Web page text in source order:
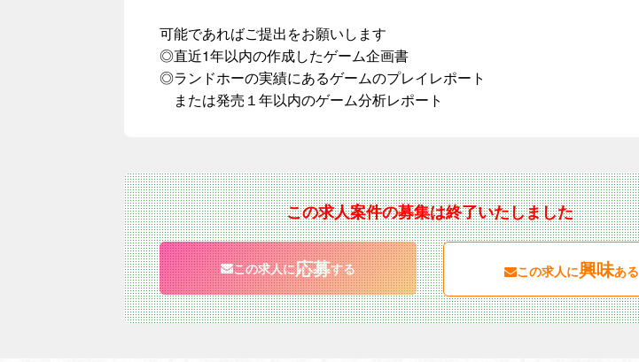
可能であればご提出をお願いします
◎直近1年以内の作成したゲーム企画書
◎ランドホーの実績にあるゲームのプレイレポート
または発売１年以内のゲーム分析レポート
この求人案件の募集は終了いたしました
この求人に応募する この求人に興味ある